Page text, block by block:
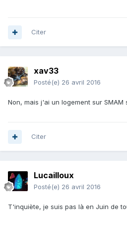
Citer
xav33
Posté(e) 26 avril 2016
Non, mais j'ai un logement sur SMAM
Citer
Lucailloux
Posté(e) 26 avril 2016
T'inquiète, je suis pas là en Juin de